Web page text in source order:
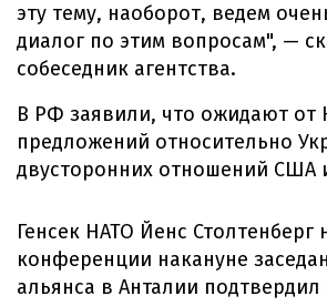
эту тему, наоборот, ведем
диалог по этим вопросам", —
собеседник агентства.
В РФ заявили, что ожидают от
предложений относительно
двусторонних отношений США
Генсек НАТО Йенс Столтенберг
конференции накануне
альянса в Анталии